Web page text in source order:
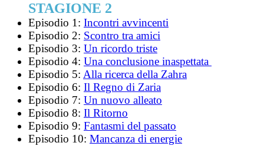
STAGIONE 2
Episodio 1: Incontri avvincenti
Episodio 2: Scontro tra amici
Episodio 3: Un ricordo triste
Episodio 4: Una conclusione inaspettata
Episodio 5: Alla ricerca della Zahra
Episodio 6: Il Regno di Zaria
Episodio 7: Un nuovo alleato
Episodio 8: Il Ritorno
Episodio 9: Fantasmi del passato
Episodio 10: Mancanza di energie